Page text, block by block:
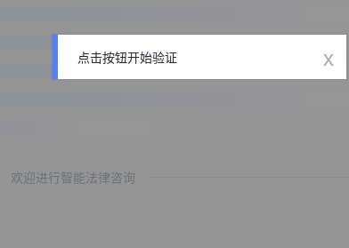
欢迎进行智能法律咨询
点击按钮开始验证 x